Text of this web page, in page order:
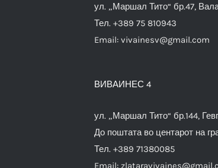
ул. „Маршал Тито“ бр.47,
Тел. +389 75 810943
Email: vivainesv@gmail.com
ВИВАИНЕС 4
ул. „Маршал Тито“ бр.144,
До поштата во центарот на
Тел. +389 71380085
Email: